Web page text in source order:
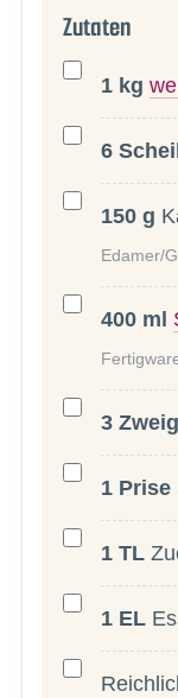
Zutaten
1 kg
6
150 g
Edamer/
400 ml
3
1 Prise
1 TL
1 EL